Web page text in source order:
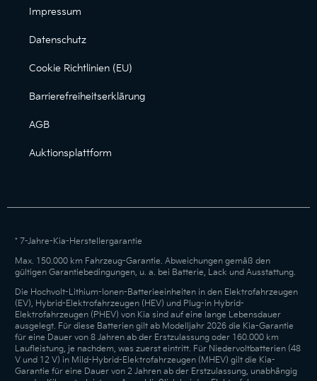
Impressum
Datenschutz
Cookie Richtlinien (EU)
Barrierefreiheitserklärung
AGB
Auktionsplattform
* 7-Jahre-Kia-Herstellergarantie
Max. 150.000 km Fahrzeug-Garantie. Abweichungen gemäß den
gültigen Garantiebedingungen, u. a. bei Batterie, Lack und Ausstattung.
Die Hochvolt-Lithium-Ionen-Batterieeinheiten in den Elektrofahrzeugen
(EV), Hybrid-Elektrofahrzeugen (HEV) und Plug-in Hybrid-
Elektrofahrzeugen (PHEV) von Kia sind auf eine lange Lebensdauer
ausgelegt. Für diese Batterien gilt ab Modelljahr 2026 die Kia-Garantie
für eine Dauer von 8 Jahren ab der Erstzulassung oder 160.000 km
Laufleistung, je nachdem, was zuerst eintritt. Für Niedervoltbatterien (48
V und 12 V) in Mild-Hybrid-Elektrofahrzeugen (MHEV) gilt die Kia-
Garantie für eine Dauer von 2 Jahren ab der Erstzulassung, unabhängig